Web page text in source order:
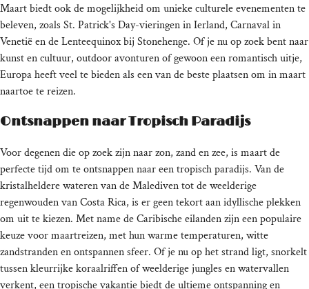
Maart biedt ook de mogelijkheid om unieke culturele evenementen te
beleven, zoals St. Patrick's Day-vieringen in Ierland, Carnaval in
Venetië en de Lenteequinox bij Stonehenge. Of je nu op zoek bent naar
kunst en cultuur, outdoor avonturen of gewoon een romantisch uitje,
Europa heeft veel te bieden als een van de beste plaatsen om in maart
naartoe te reizen.
Ontsnappen naar Tropisch Paradijs
Voor degenen die op zoek zijn naar zon, zand en zee, is maart de
perfecte tijd om te ontsnappen naar een tropisch paradijs. Van de
kristalheldere wateren van de Malediven tot de weelderige
regenwouden van Costa Rica, is er geen tekort aan idyllische plekken
om uit te kiezen. Met name de Caribische eilanden zijn een populaire
keuze voor maartreizen, met hun warme temperaturen, witte
zandstranden en ontspannen sfeer. Of je nu op het strand ligt, snorkelt
tussen kleurrijke koraalriffen of weelderige jungles en watervallen
verkent, een tropische vakantie biedt de ultieme ontspanning en